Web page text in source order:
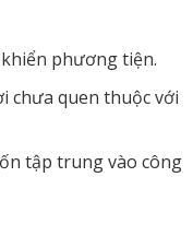
phương tiện.
chưa quen thuộc với
tập trung vào công